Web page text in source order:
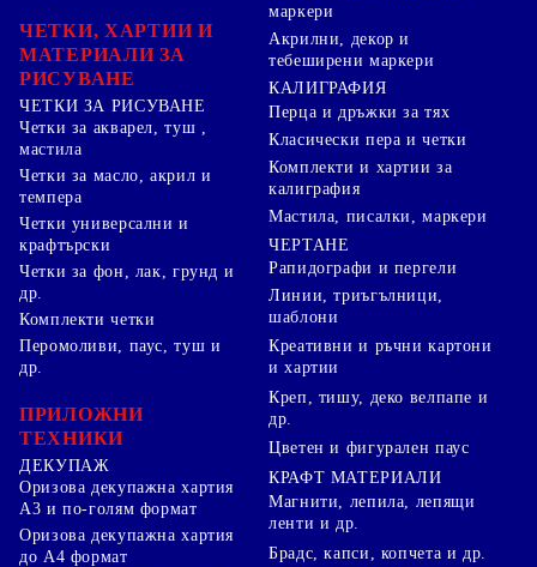
ЧЕТКИ, ХАРТИИ И
МАТЕРИАЛИ ЗА
РИСУВАНЕ
ЧЕТКИ ЗА РИСУВАНЕ
Четки за акварел, туш ,
мастила
Четки за масло, акрил и
темпера
Четки универсални и
крафтърски
Четки за фон, лак, грунд и
др.
Комплекти четки
маркери
Акрилни, декор и
тебеширени маркери
КАЛИГРАФИЯ
Перца и дръжки за тях
Класически пера и четки
Комплекти и хартии за
калиграфия
Мастила, писалки, маркери
ЧЕРТАНЕ
Рапидографи и пергели
Линии, триъгълници,
шаблони
Перомоливи, паус, туш и
др.
ПРИЛОЖНИ
ТЕХНИКИ
ДЕКУПАЖ
Оризова декупажна хартия
А3 и по-голям формат
Оризова декупажна хартия
до А4 формат
Креативни и ръчни картони
и хартии
Креп, тишу, деко велпапе и
др.
Цветен и фигурален паус
КРАФТ МАТЕРИАЛИ
Магнити, лепила, лепящи
ленти и др.
Брадс, капси, копчета и др.